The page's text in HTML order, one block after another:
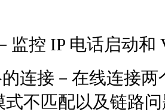
监控 IP 电话启动
连接－在线连接
式不匹配以及链路